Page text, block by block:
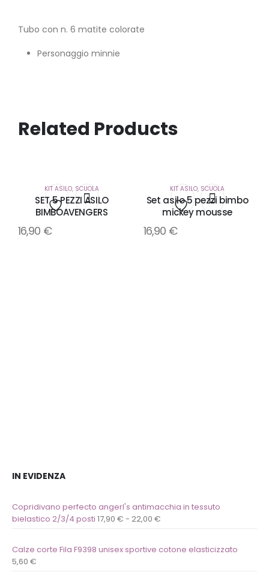
Tubo con n. 6 matite colorate
Personaggio minnie
Related Products
Aggiungi
KIT ASILO, SCUOLA
SET 5 PEZZI ASILO
BIMBOAVENGERS
16,90 €
Aggiungi
KIT ASILO, SCUOLA
Set asilo 5 pezzi bimbo
mickey mousse
16,90 €
IN EVIDENZA
Copridivano perfecto angerl's antimacchia in tessuto
bielastico 2/3/4 posti 17,90 € - 22,00 €
Calze corte Fila F9398 unisex sportive cotone elasticizzato
5,60 €